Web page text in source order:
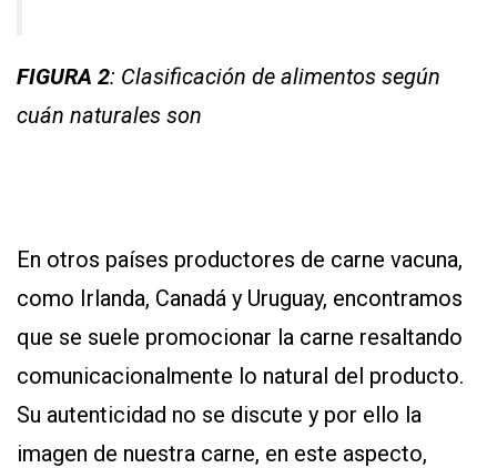
FIGURA 2: Clasificación de alimentos según
cuán naturales son
En otros países productores de carne vacuna,
como Irlanda, Canadá y Uruguay, encontramos
que se suele promocionar la carne resaltando
comunicacionalmente lo natural del producto.
Su autenticidad no se discute y por ello la
imagen de nuestra carne, en este aspecto,